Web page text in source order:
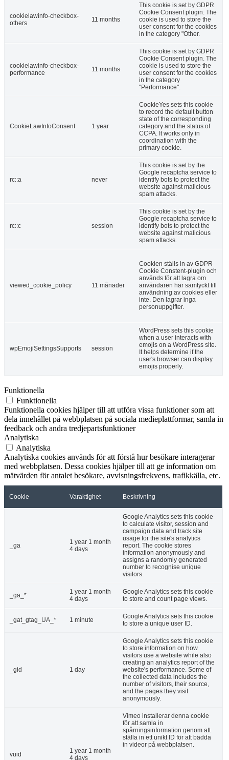
cookielawinfo-checkbox-
others
11 months
This cookie is set by GDPR
Cookie Consent plugin. The
cookie is used to store the
user consent for the cookies
in the category "Other.
cookielawinfo-checkbox-
performance
11 months
This cookie is set by GDPR
Cookie Consent plugin. The
cookie is used to store the
user consent for the cookies
in the category
"Performance".
CookieLawInfoConsent 1 year
CookieYes sets this cookie
to record the default button
state of the corresponding
category and the status of
CCPA. It works only in
coordination with the
primary cookie.
rc::a never
This cookie is set by the
Google recaptcha service to
identify bots to protect the
website against malicious
spam attacks.
rc::c session
This cookie is set by the
Google recaptcha service to
identify bots to protect the
website against malicious
spam attacks.
viewed_cookie_policy 11 månader
Cookien ställs in av GDPR
Cookie Constent-plugin och
används för att lagra om
användaren har samtyckt till
användning av cookies eller
inte. Den lagrar inga
personuppgifter.
wpEmojiSettingsSupports session
WordPress sets this cookie
when a user interacts with
emojis on a WordPress site.
It helps determine if the
user's browser can display
emojis properly.
Funktionella
Funktionella
Funktionella cookies hjälper till att utföra vissa funktioner som att
dela innehållet på webbplatsen på sociala medieplattformar, samla in
feedback och andra tredjepartsfunktioner
Analytiska
Analytiska
Analytiska cookies används för att förstå hur besökare interagerar
med webbplatsen. Dessa cookies hjälper till att ge information om
mätvärden för antalet besökare, avvisningsfrekvens, trafikkälla, etc.
Cookie Varaktighet Beskrivning
_ga
1 year 1 month
4 days
Google Analytics sets this cookie
to calculate visitor, session and
campaign data and track site
usage for the site's analytics
report. The cookie stores
information anonymously and
assigns a randomly generated
number to recognise unique
visitors.
_ga_*
1 year 1 month
4 days
Google Analytics sets this cookie
to store and count page views.
_gat_gtag_UA_* 1 minute
Google Analytics sets this cookie
to store a unique user ID.
_gid 1 day
Google Analytics sets this cookie
to store information on how
visitors use a website while also
creating an analytics report of the
website's performance. Some of
the collected data includes the
number of visitors, their source,
and the pages they visit
anonymously.
vuid
1 year 1 month
4 days
Vimeo installerar denna cookie
för att samla in
spårningsinformation genom att
ställa in ett unikt ID för att bädda
in videor på webbplatsen.